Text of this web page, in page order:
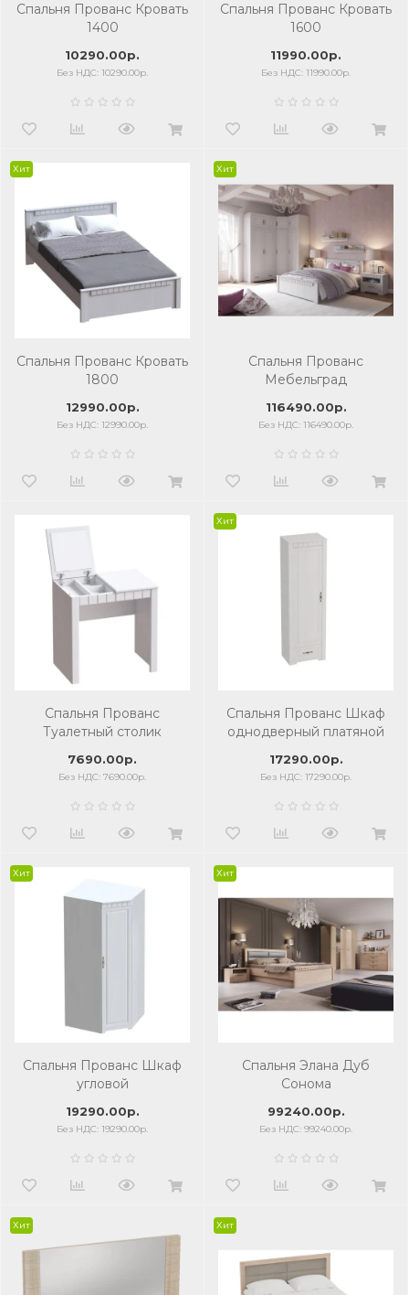
Спальня Прованс Кровать
1400
10290.00р.
Без НДС: 10290.00р.
Спальня Прованс Кровать
1600
11990.00р.
Без НДС: 11990.00р.
Хит
Спальня Прованс Кровать
1800
12990.00р.
Без НДС: 12990.00р.
Хит
Спальня Прованс
Мебельград
116490.00р.
Без НДС: 116490.00р.
Спальня Прованс
Туалетный столик
7690.00р.
Без НДС: 7690.00р.
Хит
Спальня Прованс Шкаф
однодверный платяной
17290.00р.
Без НДС: 17290.00р.
Хит
Спальня Прованс Шкаф
угловой
19290.00р.
Без НДС: 19290.00р.
Хит
Спальня Элана Дуб
Сонома
99240.00р.
Без НДС: 99240.00р.
Хит Хит